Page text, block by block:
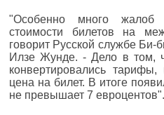
"Особенно много
стоимости билетов на
говорит Русской службе Би-
Илзе Жунде. - Дело в том,
конвертировались тарифы,
цена на билет. В итоге
не превышает 7 евроцентов".